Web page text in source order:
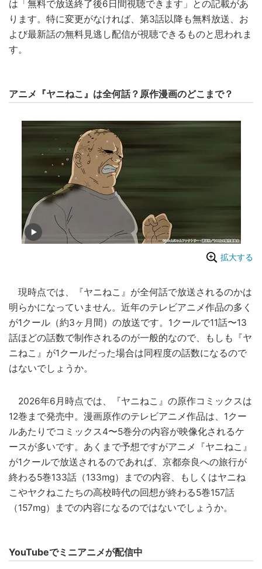
は「無料で放送終了後6日間視聴できます」との記載があ
ります。特に変更がなければ、第3話以降も無料放送、お
よび最新話の無料見逃し配信が視聴できるものと思われま
す。
アニメ『ヤニねこ』は全何話？原作漫画のどこまで？
拡大する
現時点では、『ヤニねこ』が全何話で放送されるのかは
明らかになっていません。近年のテレビアニメ作品の多く
が1クール（約3ヶ月間）の放送です。1クールで11話〜13
話ほどの話数で制作されるのが一般的なので、もしも『ヤ
ニねこ』が1クールだった場合は同程度の話数になるので
はないでしょうか。
2026年6月時点では、『ヤニねこ』の原作コミックスは
12巻まで発売中。漫画原作のテレビアニメ作品は、1クー
ルあたりでコミックス4〜5巻分の内容が映像化されるケ
ースが多いです。あくまで予想ですがアニメ『ヤニねこ』
が1クールで放送されるのであれば、京都奈良への旅行が
終わる5巻133話（133mg）までの内容、もしくはヤニね
こやヤクねこたちの高校時代の回想が終わる5巻157話
（157mg）までの内容になるのではないでしょうか。
YouTubeでミニアニメが配信中